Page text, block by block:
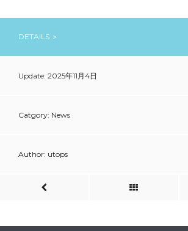
DETAILS ＞
Update: 2025年11月4日
Catgory: News
Author: utops